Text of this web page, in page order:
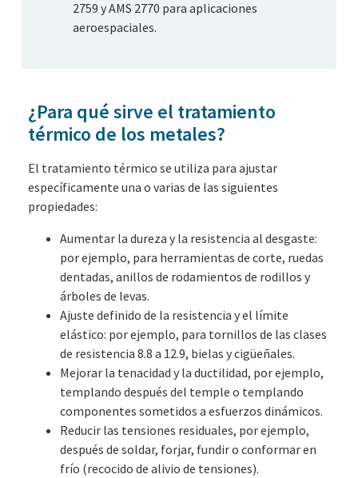
2759 y AMS 2770 para aplicaciones
aeroespaciales.
¿Para qué sirve el tratamiento
térmico de los metales?
El tratamiento térmico se utiliza para ajustar
específicamente una o varias de las siguientes
propiedades:
Aumentar la dureza y la resistencia al desgaste:
por ejemplo, para herramientas de corte, ruedas
dentadas, anillos de rodamientos de rodillos y
árboles de levas.
Ajuste definido de la resistencia y el límite
elástico: por ejemplo, para tornillos de las clases
de resistencia 8.8 a 12.9, bielas y cigüeñales.
Mejorar la tenacidad y la ductilidad, por ejemplo,
templando después del temple o templando
componentes sometidos a esfuerzos dinámicos.
Reducir las tensiones residuales, por ejemplo,
después de soldar, forjar, fundir o conformar en
frío (recocido de alivio de tensiones).